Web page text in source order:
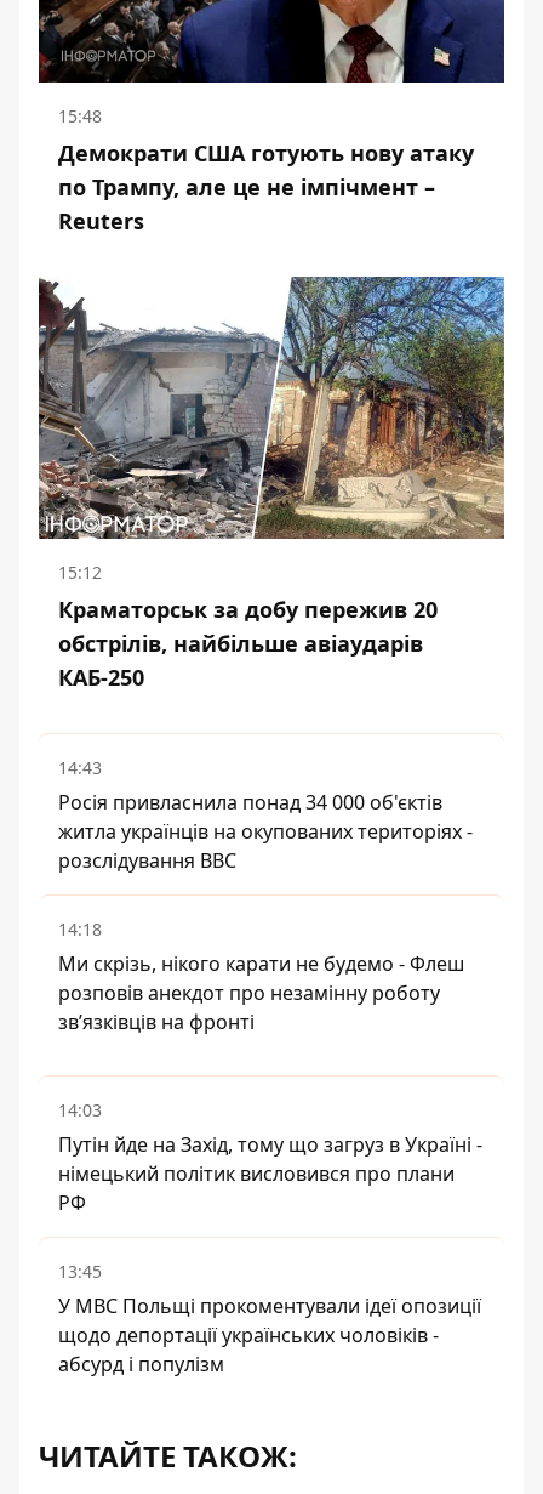
15:48
Демократи США готують нову атаку
по Трампу, але це не імпічмент –
Reuters
15:12
Краматорськ за добу пережив 20
обстрілів, найбільше авіаударів
КАБ-250
14:43
Росія привласнила понад 34 000 об'єктів
житла українців на окупованих територіях -
розслідування BBC
14:18
Ми скрізь, нікого карати не будемо - Флеш
розповів анекдот про незамінну роботу
зв’язківців на фронті
14:03
Путін йде на Захід, тому що загруз в Україні -
німецький політик висловився про плани
РФ
13:45
У МВС Польщі прокоментували ідеї опозиції
щодо депортації українських чоловіків -
абсурд і популізм
ЧИТАЙТЕ ТАКОЖ: